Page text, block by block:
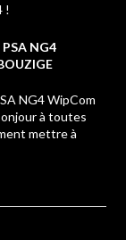
!
NG4
NG4 WipCom
à toutes
mettre à